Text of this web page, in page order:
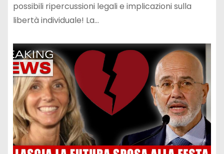
possibili ripercussioni legali e implicazioni sulla
libertà individuale! La…